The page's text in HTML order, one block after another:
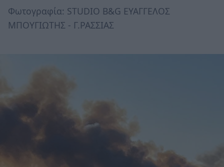
Φωτογραφία: STUDIO B&G ΕΥΑΓΓΕΛΟΣ
ΜΠΟΥΓΙΩΤΗΣ - Γ.ΡΑΣΣΙΑΣ